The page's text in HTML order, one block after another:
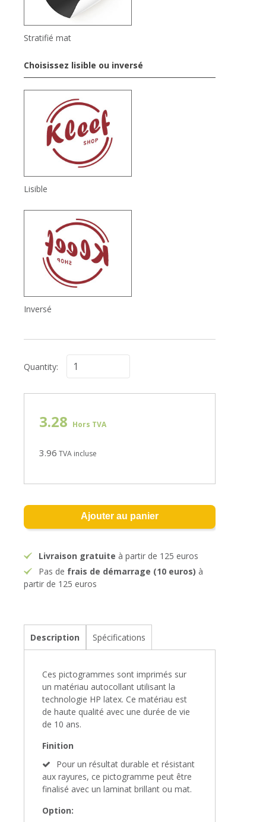
Stratifié mat
Choisissez lisible ou inversé
Lisible
Inversé
Quantity:
3.28 Hors TVA
3.96 TVA incluse
Ajouter au panier
Livraison gratuite à partir de 125 euros
Pas de frais de démarrage (10 euros) à
partir de 125 euros
Description Spécifications
Ces pictogrammes sont imprimés sur
un matériau autocollant utilisant la
technologie HP latex. Ce matériau est
de haute qualité avec une durée de vie
de 10 ans.
Finition
Pour un résultat durable et résistant
aux rayures, ce pictogramme peut être
finalisé avec un laminat brillant ou mat.
Option: